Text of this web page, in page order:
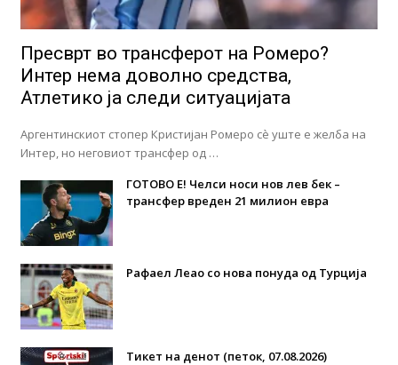
Пресврт во трансферот на Ромеро?
Интер нема доволно средства,
Атлетико ја следи ситуацијата
Аргентинскиот стопер Кристијан Ромеро сè уште е желба на
Интер, но неговиот трансфер од …
ГОТОВО Е! Челси носи нов лев бек –
трансфер вреден 21 милион евра
Рафаел Леао со нова понуда од Турција
Тикет на денот (петок, 07.08.2026)